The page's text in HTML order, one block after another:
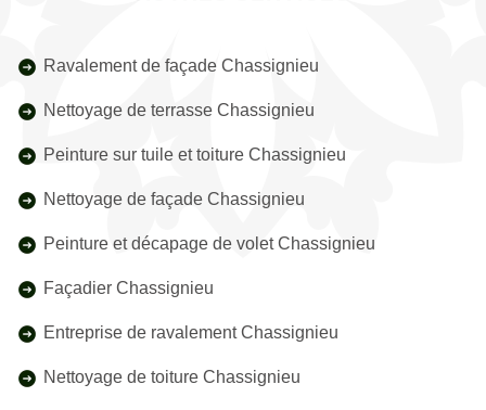
Ravalement de façade Chassignieu
Nettoyage de terrasse Chassignieu
Peinture sur tuile et toiture Chassignieu
Nettoyage de façade Chassignieu
Peinture et décapage de volet Chassignieu
Façadier Chassignieu
Entreprise de ravalement Chassignieu
Nettoyage de toiture Chassignieu